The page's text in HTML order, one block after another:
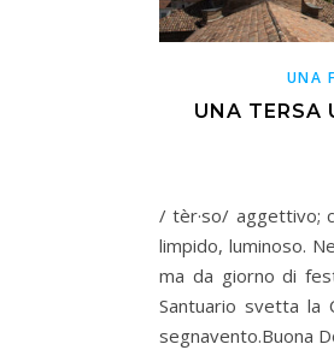
UNA
UNA TERSA
/ tèr·so/ aggettivo;
limpido, luminoso.
ma da giorno di
Santuario svetta la
segnavento.Buona